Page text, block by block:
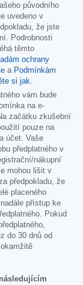
původního
uvedeno v
že jste
Podrobnosti
těmto
ochrany
a Podmínkám
si jak.
vám bude
na e-
začátku zkušební
pouze na
účet. Vaše
předplatného v
nákupní
mohou lišit v
předpokladu, že
placeného
přístup ke
Pokud
do 30 dnů od